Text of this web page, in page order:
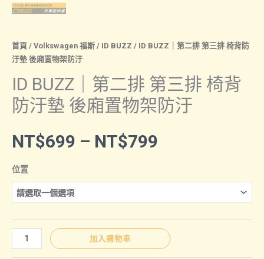
首頁 / Volkswagen 福斯 / ID BUZZ / ID BUZZ｜第二排 第三排 椅背防
汙墊 後廂置物架防汙
ID BUZZ｜第二排 第三排 椅背
防汙墊 後廂置物架防汙
NT$699 – NT$799
範
圍：
位置
BUZZ
加入購物車